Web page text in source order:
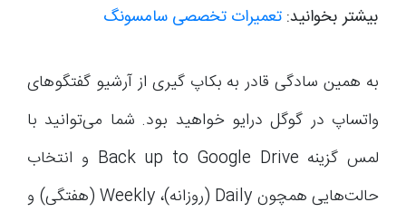
بیشتر بخوانید: تعمیرات تخصصی سامسونگ
به همین سادگی قادر به بکاپ گیری از آرشیو گفتگوهای
واتساپ در گوگل درایو خواهید بود. شما می‌توانید با
لمس گزینه Back up to Google Drive و انتخاب
حالت‌هایی همچون Daily (روزانه)، Weekly (هفتگی) و